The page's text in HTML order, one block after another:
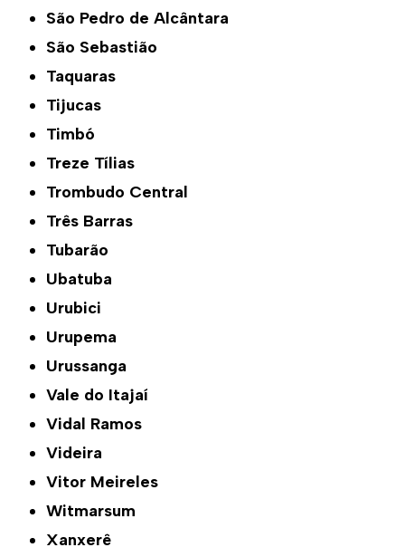
São Pedro de Alcântara
São Sebastião
Taquaras
Tijucas
Timbó
Treze Tílias
Trombudo Central
Três Barras
Tubarão
Ubatuba
Urubici
Urupema
Urussanga
Vale do Itajaí
Vidal Ramos
Videira
Vitor Meireles
Witmarsum
Xanxerê